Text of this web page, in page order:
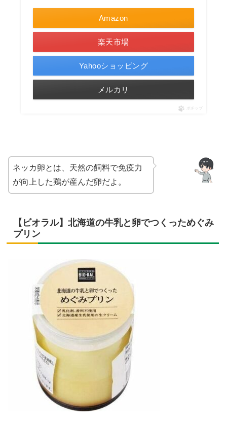
Amazon
楽天市場
Yahooショッピング
メルカリ
ポチップ
ネッカ卵とは、天然の飼料で免疫力
が向上した鶏が産んだ卵だよ。
【ビオラル】北海道の牛乳と卵でつくっためぐみ
プリン